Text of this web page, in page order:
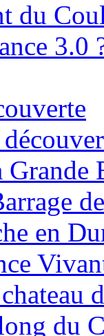
du
3.0
Grande
en
du